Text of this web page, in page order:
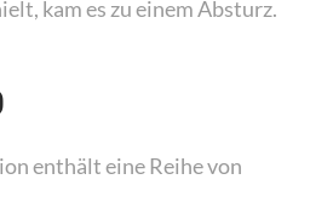
kam es zu einem Absturz.
enthält eine Reihe von